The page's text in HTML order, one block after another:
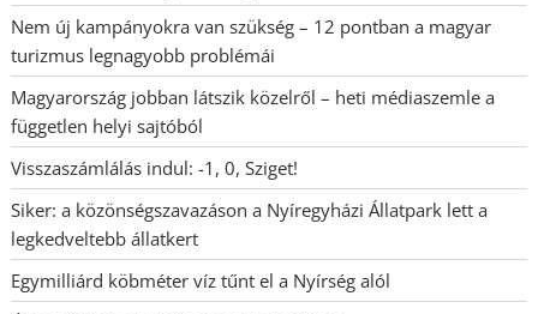
Nem új kampányokra van szükség – 12 pontban a magyar
turizmus legnagyobb problémái
Magyarország jobban látszik közelről – heti médiaszemle a
független helyi sajtóból
Visszaszámlálás indul: -1, 0, Sziget!
Siker: a közönségszavazáson a Nyíregyházi Állatpark lett a
legkedveltebb állatkert
Egymilliárd köbméter víz tűnt el a Nyírség alól